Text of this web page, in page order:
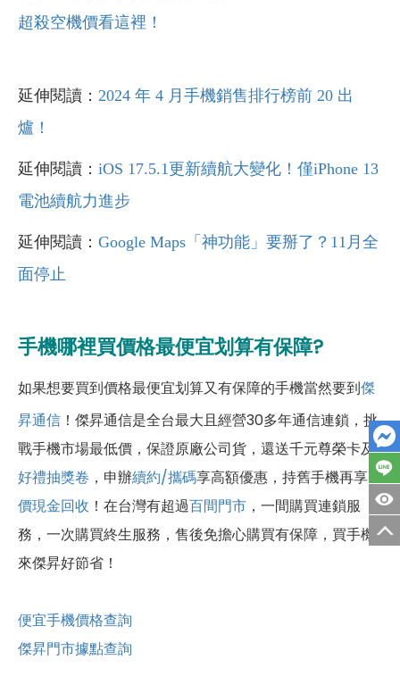
超殺空機價看這裡！
延伸閱讀： 2024 年 4 月手機銷售排行榜前 20 出
爐！
延伸閱讀： iOS 17.5.1更新續航大變化！僅iPhone 13
電池續航力進步
延伸閱讀： Google Maps「神功能」要掰了？11月全
面停止
手機哪裡買價格最便宜划算有保障?
如果想要買到價格最便宜划算又有保障的手機當然要到傑
昇通信 ！傑昇通信是全台最大且經營30多年通信連鎖，挑
戰手機市場最低價，保證原廠公司貨，還送千元尊榮卡及
好禮抽獎卷 ，申辦續約/攜碼享高額優惠，持舊手機再享高
價現金回收 ！ 在台灣有超過百間門市 ，一間購買連鎖服
務，一次購買終生服務，售後免擔心購買有保障，買手機
來傑昇好節省！
便宜手機價格查詢
傑昇門市據點查詢